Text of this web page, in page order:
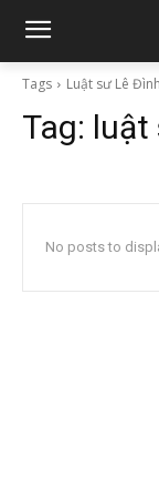
Tags Luật sư Lê
Tag: luật
No posts to